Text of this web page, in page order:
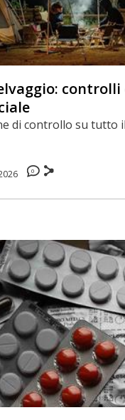
controlli
di controllo su tutto
0